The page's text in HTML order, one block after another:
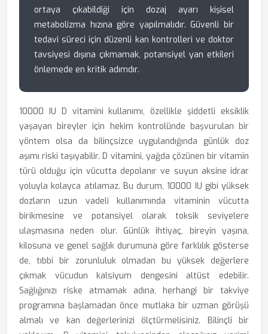
ortaya çıkabildiği için dozaj ayarı kişisel
metabolizma hızına göre yapılmalıdır. Güvenli bir
tedavi süreci için düzenli kan kontrolleri ve doktor
tavsiyesi dışına çıkmamak, potansiyel yan etkileri
önlemede en kritik adımdır.
10000 IU D vitamini kullanımı, özellikle şiddetli eksiklik
yaşayan bireyler için hekim kontrolünde başvurulan bir
yöntem olsa da bilinçsizce uygulandığında günlük doz
aşımı riski taşıyabilir. D vitamini, yağda çözünen bir vitamin
türü olduğu için vücutta depolanır ve suyun aksine idrar
yoluyla kolayca atılamaz. Bu durum, 10000 IU gibi yüksek
dozların uzun vadeli kullanımında vitaminin vücutta
birikmesine ve potansiyel olarak toksik seviyelere
ulaşmasına neden olur. Günlük ihtiyaç, bireyin yaşına,
kilosuna ve genel sağlık durumuna göre farklılık gösterse
de, tıbbi bir zorunluluk olmadan bu yüksek değerlere
çıkmak vücudun kalsiyum dengesini altüst edebilir.
Sağlığınızı riske atmamak adına, herhangi bir takviye
programına başlamadan önce mutlaka bir uzman görüşü
almalı ve kan değerlerinizi ölçtürmelisiniz. Bilinçli bir